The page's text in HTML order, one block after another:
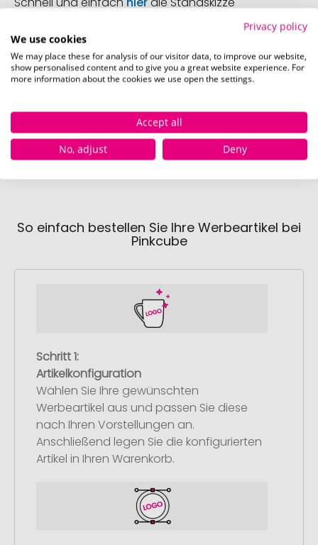
Verfügbare Farben
Sofort verfügbar Sofort verfügbar
So einfach bestellen Sie Ihre Werbeartikel bei
Pinkcube
Schritt 1:
Artikelkonfiguration
Wählen Sie Ihre gewünschten
Werbeartikel aus und passen Sie diese
nach Ihren Vorstellungen an.
Anschließend legen Sie die konfigurierten
Artikel in Ihren Warenkorb.
Privacy policy
We use cookies
We may place these for analysis of our visitor data, to improve our website,
show personalised content and to give you a great website experience. For
more information about the cookies we use open the settings.
Accept all
No, adjust
Deny